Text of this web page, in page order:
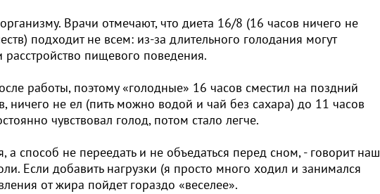
Врачи отмечают, что диета 16/8 (16 часов ничего не
подходит не всем: из-за длительного голодания могут
пищевого поведения.
работы, поэтому «голодные» 16 часов сместил на поздний
ничего не ел (пить можно водой и чай без сахара) до 11 часов
чувствовал голод, потом стало легче.
а способ не переедать и не объедаться перед сном, - говорит наш
Если добавить нагрузки (я просто много ходил и занимался
от жира пойдет гораздо «веселее».